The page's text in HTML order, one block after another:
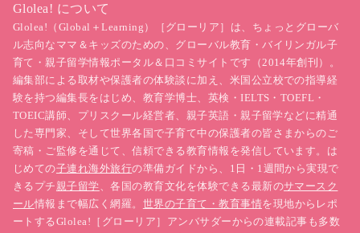
Glolea! について
Glolea!（Global＋Learning）［グローリア］は、ちょっとグローバ
ル志向なママ＆キッズのための、グローバル教育・バイリンガル子
育て・親子留学情報ポータル＆口コミサイトです（2014年創刊）。
編集部による取材や保護者の体験談に加え、米国公立校での指導経
験を持つ編集長をはじめ、教育学博士、英検・IELTS・TOEFL・
TOEIC講師、プリスクール経営者、親子英語・親子留学などに精通
した専門家、そして世界各国で子育て中の保護者の皆さまからのご
寄稿・ご監修を通じて、信頼できる教育情報を発信しています。は
じめての子連れ海外旅行の準備ガイドから、1日・1週間から実現で
きるプチ 親子留学 、各国の教育文化を体験できる最新のサマースク
ール情報まで幅広く網羅。 世界の子育て・教育事情を現地からレポ
ートするGlolea!［グローリア］アンバサダーからの連載記事も多数